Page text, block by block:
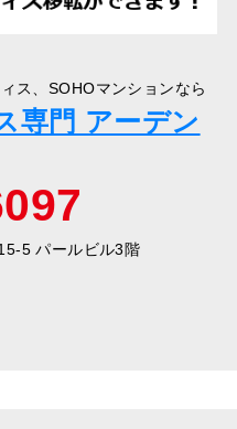
ス、SOHOマンションなら
専門 アーデン
5 パールビル3階